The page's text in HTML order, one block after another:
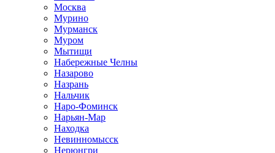
Москва
Мурино
Мурманск
Муром
Мытищи
Набережные Челны
Назарово
Назрань
Нальчик
Наро-Фоминск
Нарьян-Мар
Находка
Невинномысск
Нерюнгри